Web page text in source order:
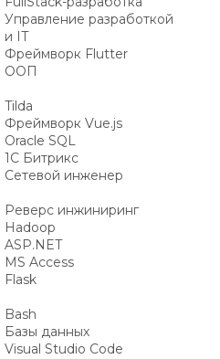
Управление разработкой
и IT
Фреймворк Flutter
ООП
Tilda
Фреймворк Vue.js
Oracle SQL
1С Битрикс
Сетевой инженер
Реверс инжиниринг
Hadoop
ASP.NET
MS Access
Flask
Bash
Базы данных
Visual Studio Code